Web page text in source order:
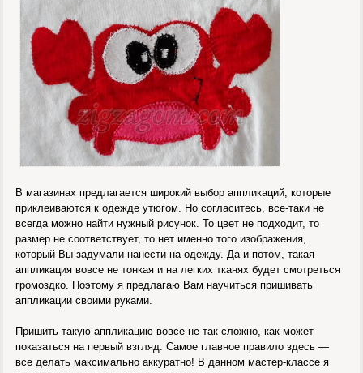
В магазинах предлагается широкий выбор аппликаций, которые
приклеиваются к одежде утюгом. Но согласитесь, все-таки не
всегда можно найти нужный рисунок. То цвет не подходит, то
размер не соответствует, то нет именно того изображения,
который Вы задумали нанести на одежду. Да и потом, такая
аппликация вовсе не тонкая и на легких тканях будет смотреться
громоздко. Поэтому я предлагаю Вам научиться пришивать
аппликации своими руками.
Пришить такую аппликацию вовсе не так сложно, как может
показаться на первый взгляд. Самое главное правило здесь —
все делать максимально аккуратно! В данном мастер-классе я